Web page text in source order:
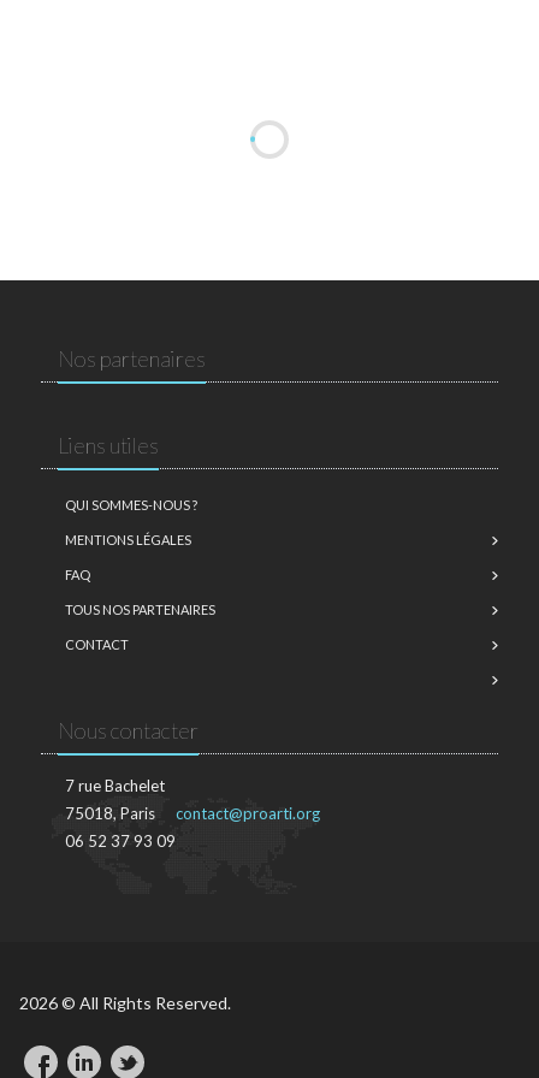
Nos partenaires
Liens utiles
QUI SOMMES-NOUS ?
MENTIONS LÉGALES
FAQ
TOUS NOS PARTENAIRES
CONTACT
Nous contacter
7 rue Bachelet
75018, Paris
06 52 37 93 09
contact@proarti.org
2026 © All Rights Reserved.